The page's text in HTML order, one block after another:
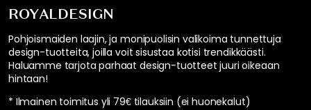
ROYALDESIGN
Pohjoismaiden laajin, ja monipuolisin valikoima tunnettuja
design-tuotteita, joilla voit sisustaa kotisi trendikkäästi.
Haluamme tarjota parhaat design-tuotteet juuri oikeaan
hintaan!
* Ilmainen toimitus yli 79€ tilauksiin (ei huonekalut)